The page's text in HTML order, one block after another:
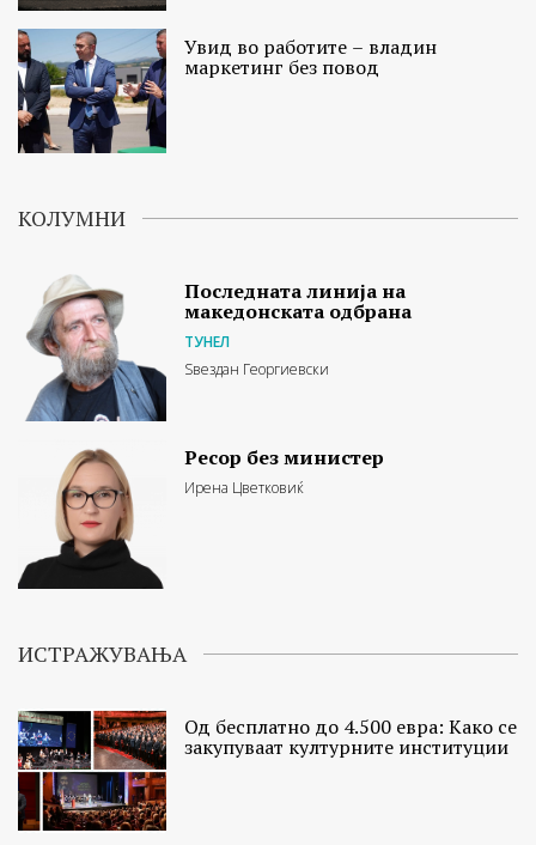
Увид во работите – владин
маркетинг без повод
КОЛУМНИ
Последната линија на
македонската одбрана
ТУНЕЛ
Ѕвездан Георгиевски
Ресор без министер
Ирена Цветковиќ
ИСТРАЖУВАЊА
Од бесплатно до 4.500 евра: Како се
закупуваат културните институции